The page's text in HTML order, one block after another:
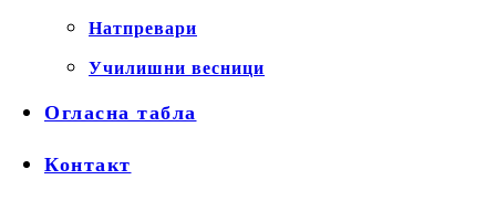
Натпревари
Училишни весници
Огласна табла
Контакт